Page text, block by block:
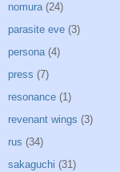
nomura (24)
parasite eve (3)
persona (4)
press (7)
resonance (1)
revenant wings (3)
rus (34)
sakaguchi (31)